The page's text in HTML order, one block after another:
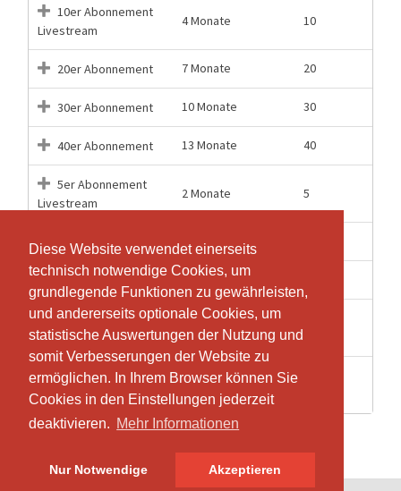
Diese Website verwendet einerseits
technisch notwendige Cookies, um
grundlegende Funktionen zu gewährleisten,
und andererseits optionale Cookies, um
statistische Auswertungen der Nutzung und
somit Verbesserungen der Website zu
ermöglichen. In Ihrem Browser können Sie
Cookies in den Einstellungen jederzeit
deaktivieren. Mehr Informationen
Nur Notwendige Akzeptieren
Diese Website verwendet einerseits
technisch notwendige Cookies, um
grundlegende Funktionen zu gewährleisten,
und andererseits optionale Cookies, um
statistische Auswertungen der Nutzung und
somit Verbesserungen der Website zu
ermöglichen. In Ihrem Browser können Sie
Cookies in den Einstellungen jederzeit
deaktivieren. Mehr Informationen
Nur Notwendige Akzeptieren
10er Abonnement
Livestream
4 Monate 10
20er Abonnement 7 Monate 20
30er Abonnement 10 Monate 30
40er Abonnement 13 Monate 40
5er Abonnement
Livestream
2 Monate 5
60er Abonnement 12 Monate
Einzellektion 1 Tage
Einzellektion
Livestream
1 Tage
Wochenlektion als
Video
1 Tage